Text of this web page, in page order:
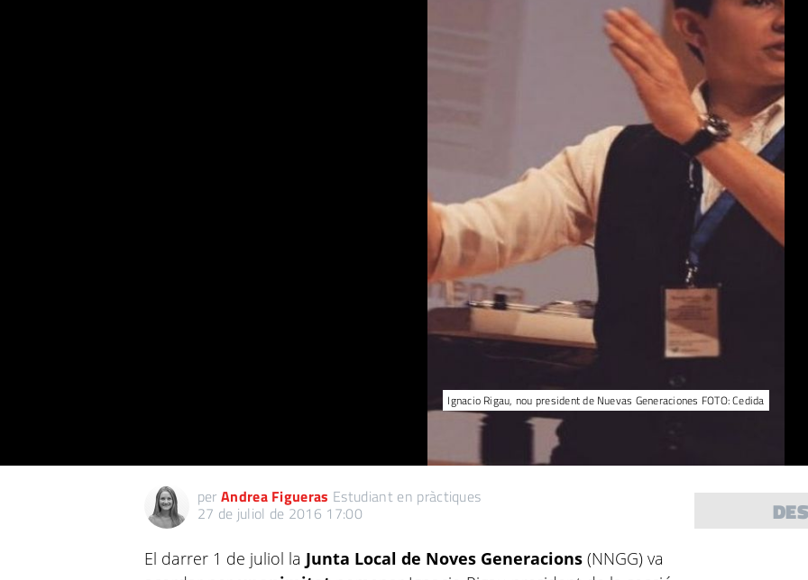
Ignacio Rigau, nou president de Nuevas Generaciones FOTO: Cedida
per Andrea Figueras Estudiant en pràctiques
27 de juliol de 2016 17:00
El darrer 1 de juliol la Junta Local de Noves Generacions (NNGG) va